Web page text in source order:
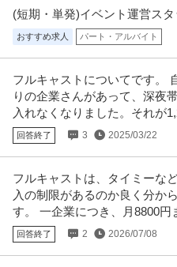
(短期・単発)イベント運営スタ
おすすめ求人 パート・アルバイト
フルキャストについてです。
りの企業さんがあって、深夜
入れなくなりました。それが
回答終了 3 2025/03/22
フルキャストは、タイミーな
入の制限があるのか良く分か
す。 一企業につき、月8800円
回答終了 2 2026/07/08